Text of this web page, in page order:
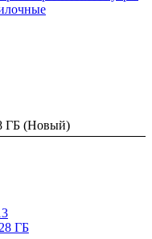
ГБ (Новый)